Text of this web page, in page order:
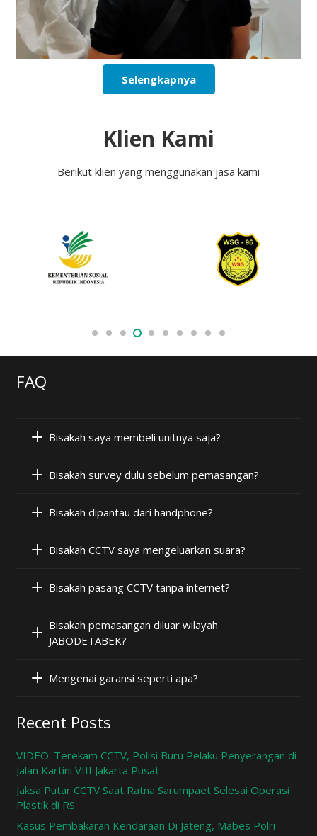
Selengkapnya
Klien Kami
Berikut klien yang menggunakan jasa kami
FAQ
Bisakah saya membeli unitnya saja?
Bisakah survey dulu sebelum pemasangan?
Bisakah dipantau dari handphone?
Bisakah CCTV saya mengeluarkan suara?
Bisakah pasang CCTV tanpa internet?
Bisakah pemasangan diluar wilayah
JABODETABEK?
Mengenai garansi seperti apa?
Recent Posts
VIDEO: Terekam CCTV, Polisi Buru Pelaku Penyerangan di
Jalan Kartini VIII Jakarta Pusat
Jaksa Putar CCTV Saat Ratna Sarumpaet Selesai Operasi
Plastik di RS
Kasus Pembakaran Kendaraan Di Jateng, Mabes Polri